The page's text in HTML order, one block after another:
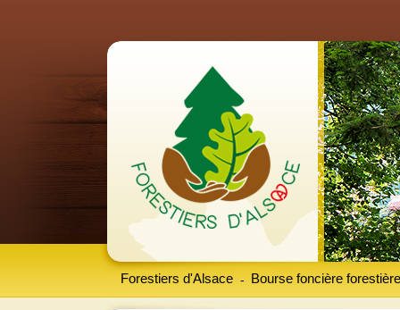
Forestiers d'Alsace Bourse foncière forestière
-